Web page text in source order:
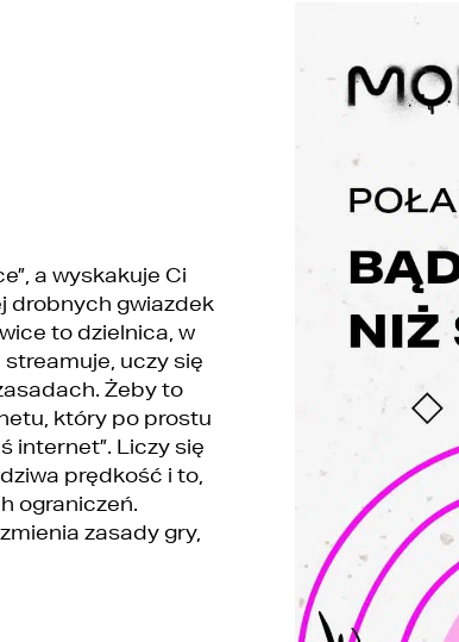
a wyskakuje Ci
drobnych gwiazdek
to dzielnica, w
uczy się
Żeby to
który po prostu
internet”. Liczy się
prędkość i to,
ograniczeń.
zasady gry,